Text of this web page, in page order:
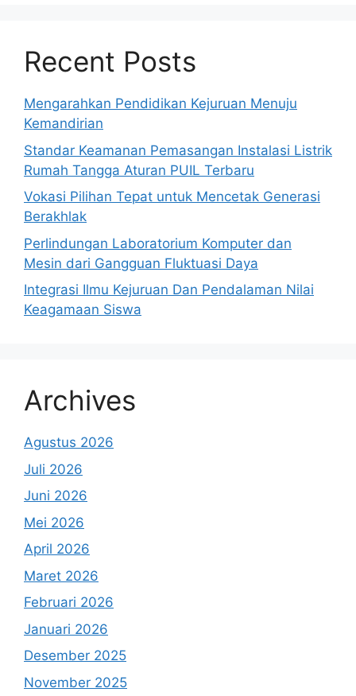
Recent Posts
Mengarahkan Pendidikan Kejuruan Menuju
Kemandirian
Standar Keamanan Pemasangan Instalasi Listrik
Rumah Tangga Aturan PUIL Terbaru
Vokasi Pilihan Tepat untuk Mencetak Generasi
Berakhlak
Perlindungan Laboratorium Komputer dan
Mesin dari Gangguan Fluktuasi Daya
Integrasi Ilmu Kejuruan Dan Pendalaman Nilai
Keagamaan Siswa
Archives
Agustus 2026
Juli 2026
Juni 2026
Mei 2026
April 2026
Maret 2026
Februari 2026
Januari 2026
Desember 2025
November 2025